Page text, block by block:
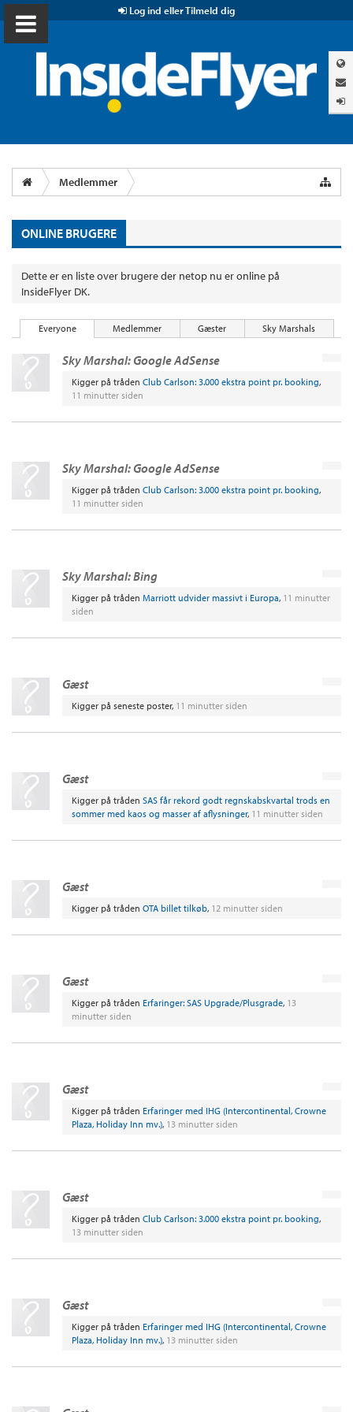
Log ind eller Tilmeld dig
Medlemmer
ONLINE BRUGERE
Dette er en liste over brugere der netop nu er online på
InsideFlyer DK.
Everyone Medlemmer Gæster Sky Marshals
Sky Marshal:Google AdSense
Kigger på tråden Club Carlson: 3.000 ekstra point pr. booking,
11 minutter siden
Sky Marshal:Google AdSense
Kigger på tråden Club Carlson: 3.000 ekstra point pr. booking,
11 minutter siden
Sky Marshal:Bing
Kigger på tråden Marriott udvider massivt i Europa, 11 minutter
siden
Gæst
Kigger på seneste poster, 11 minutter siden
Gæst
Kigger på tråden SAS får rekord godt regnskabskvartal trods en
sommer med kaos og masser af aflysninger, 11 minutter siden
Gæst
Kigger på tråden OTA billet tilkøb, 12 minutter siden
Gæst
Kigger på tråden Erfaringer: SAS Upgrade/Plusgrade, 13
minutter siden
Gæst
Kigger på tråden Erfaringer med IHG (Intercontinental, Crowne
Plaza, Holiday Inn mv.), 13 minutter siden
Gæst
Kigger på tråden Club Carlson: 3.000 ekstra point pr. booking,
13 minutter siden
Gæst
Kigger på tråden Erfaringer med IHG (Intercontinental, Crowne
Plaza, Holiday Inn mv.), 13 minutter siden